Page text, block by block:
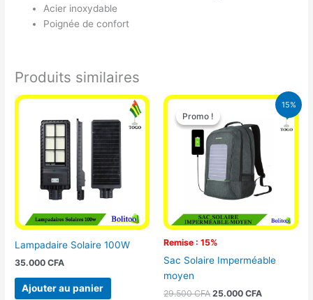
Acier inoxydable
Poignée de confort
Produits similaires
Lampadaire Solaire 100W
35.000CFA
Ajouter au panier
15%
Promo !
Remise : 15%
Promo !
Sac Solaire Imperméable
moyen
29.500CFA
Le
prix
initial
était :
29.500 CFA.
25.000 CFA
Le
prix
actuel